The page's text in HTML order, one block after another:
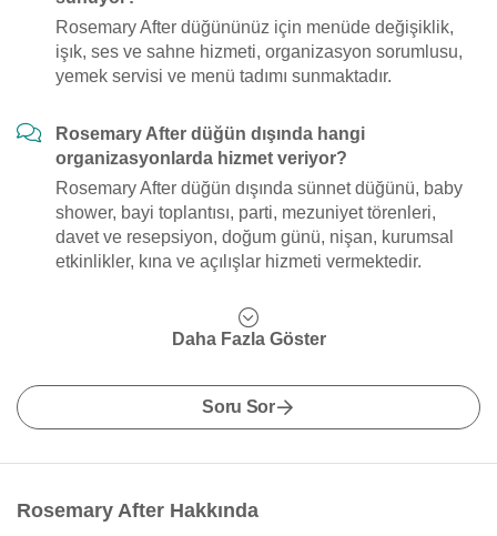
Rosemary After düğününüz için menüde değişiklik,
işık, ses ve sahne hizmeti, organizasyon sorumlusu,
yemek servisi ve menü tadımı sunmaktadır.
Rosemary After düğün dışında hangi
organizasyonlarda hizmet veriyor?
Rosemary After düğün dışında sünnet düğünü, baby
shower, bayi toplantısı, parti, mezuniyet törenleri,
davet ve resepsiyon, doğum günü, nişan, kurumsal
etkinlikler, kına ve açılışlar hizmeti vermektedir.
Daha Fazla Göster
Soru Sor
Rosemary After Hakkında